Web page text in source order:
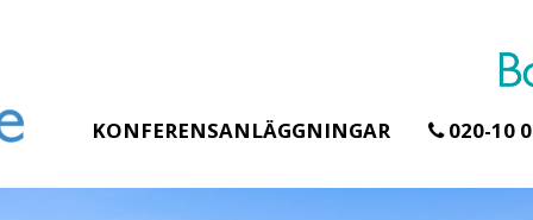
KONFERENSANLÄGGNINGAR 020-10